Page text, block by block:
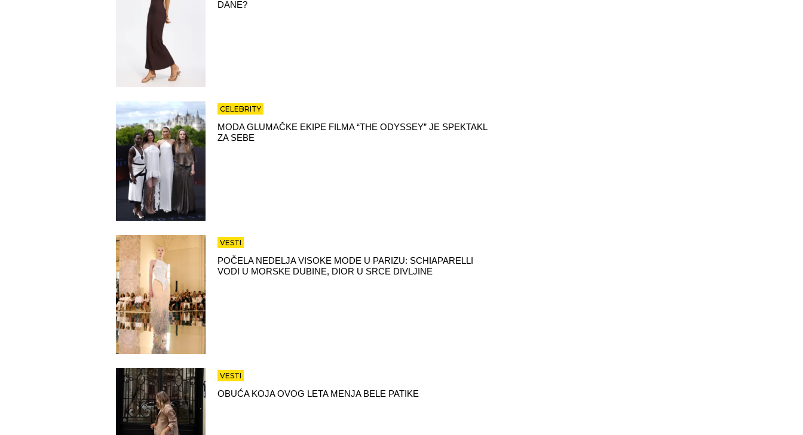
DANE?
CELEBRITY
MODA GLUMAČKE EKIPE FILMA “THE ODYSSEY” JE SPEKTAKL
ZA SEBE
VESTI
POČELA NEDELJA VISOKE MODE U PARIZU: SCHIAPARELLI
VODI U MORSKE DUBINE, DIOR U SRCE DIVLJINE
VESTI
OBUĆA KOJA OVOG LETA MENJA BELE PATIKE